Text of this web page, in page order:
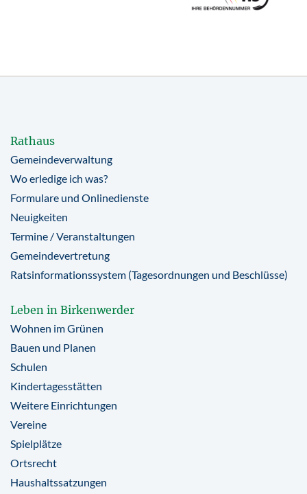
Rathaus
Gemeindeverwaltung
Wo erledige ich was?
Formulare und Onlinedienste
Neuigkeiten
Termine / Veranstaltungen
Gemeindevertretung
Ratsinformationssystem (Tagesordnungen und Beschlüsse)
Leben in Birkenwerder
Wohnen im Grünen
Bauen und Planen
Schulen
Kindertagesstätten
Weitere Einrichtungen
Vereine
Spielplätze
Ortsrecht
Haushaltssatzungen